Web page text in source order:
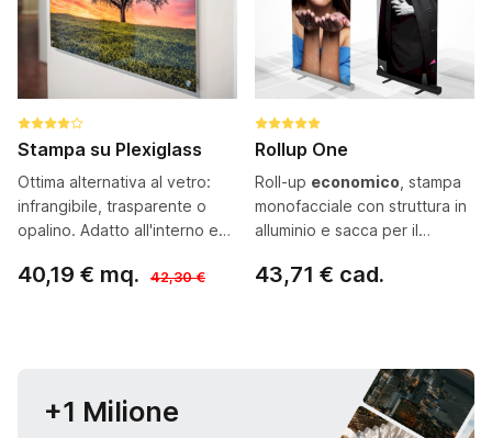
Stampa su Plexiglass
Ottima alternativa al vetro:
infrangibile, trasparente o
opalino. Adatto all'interno e
40,19 € mq. 42,30 €
Rollup One
Roll-up economico , stampa
monofacciale con struttura in
alluminio e sacca per il
43,71 € cad.
+1 Milione